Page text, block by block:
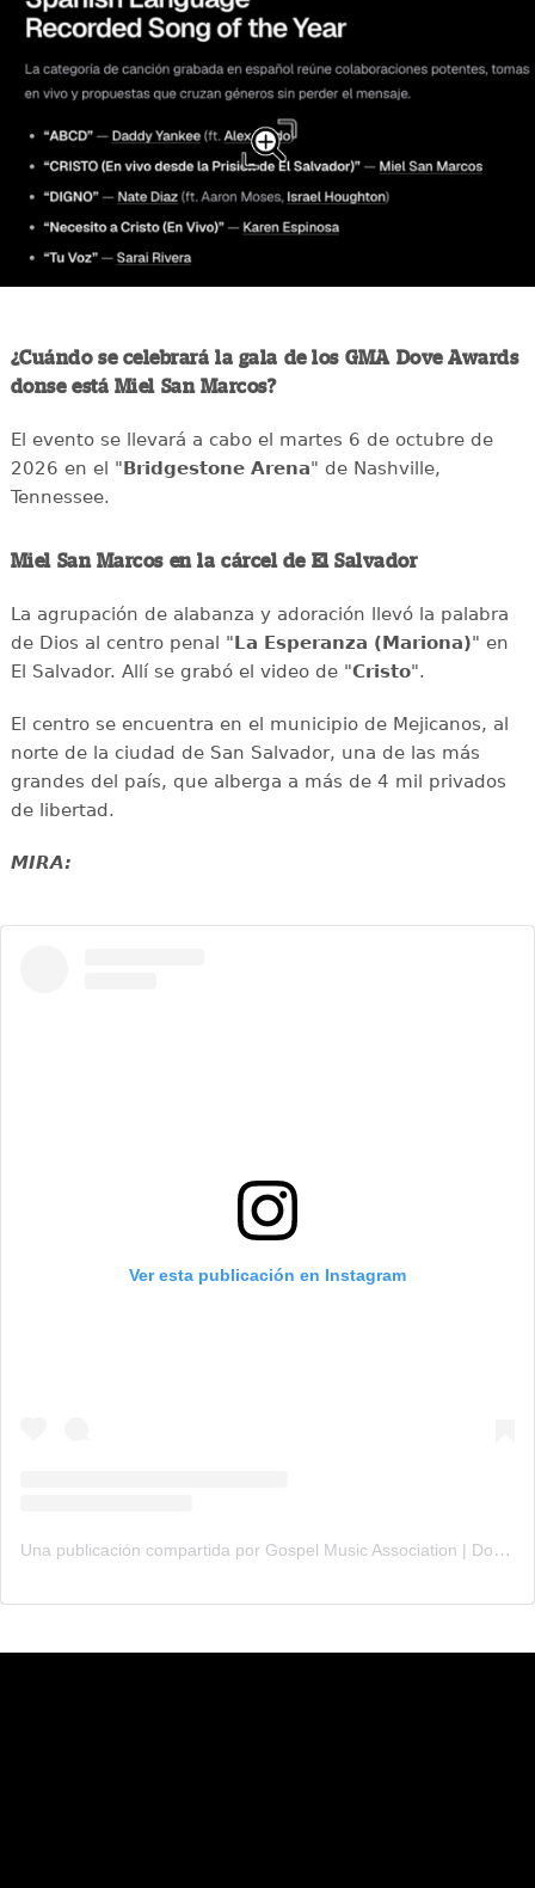
¿Cuándo se celebrará la gala de los GMA Dove Awards
donse está Miel San Marcos?
El evento se llevará a cabo el martes 6 de octubre de
2026 en el "Bridgestone Arena" de Nashville,
Tennessee.
Miel San Marcos en la cárcel de El Salvador
La agrupación de alabanza y adoración llevó la palabra
de Dios al centro penal "La Esperanza (Mariona)" en
El Salvador. Allí se grabó el video de "Cristo".
El centro se encuentra en el municipio de Mejicanos, al
norte de la ciudad de San Salvador, una de las más
grandes del país, que alberga a más de 4 mil privados
de libertad.
MIRA:
Ver esta publicación en Instagram
Una publicación compartida por Gospel Music Association | Dove Awards (@gmadoveawards)